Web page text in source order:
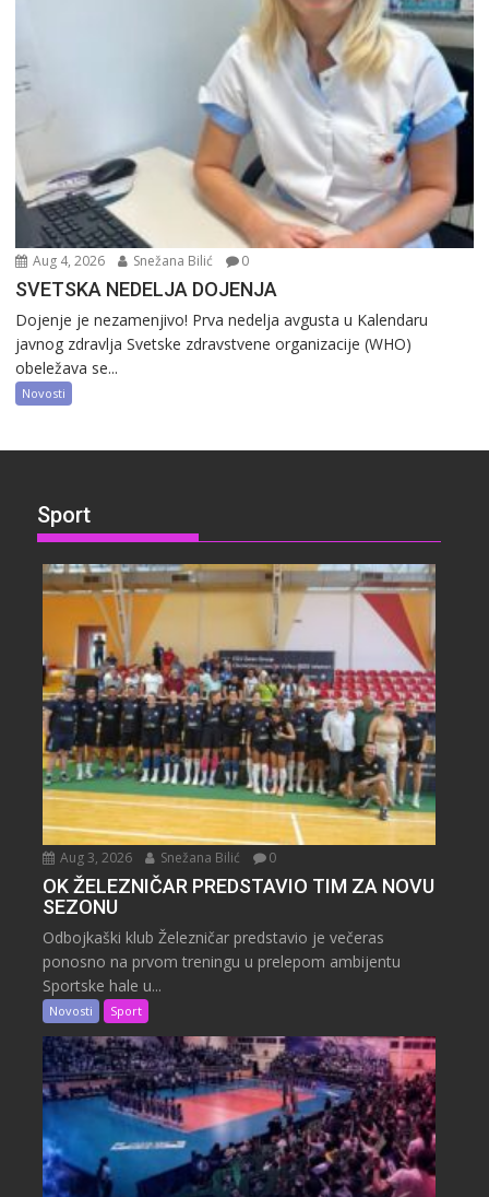
Aug 4, 2026 Snežana Bilić 0
SVETSKA NEDELJA DOJENJA
Dojenje je nezamenjivo! Prva nedelja avgusta u Kalendaru
javnog zdravlja Svetske zdravstvene organizacije (WHO)
obeležava se...
Novosti
Sport
Aug 3, 2026 Snežana Bilić 0
OK ŽELEZNIČAR PREDSTAVIO TIM ZA NOVU
SEZONU
Odbojkaški klub Železničar predstavio je večeras
ponosno na prvom treningu u prelepom ambijentu
Sportske hale u...
Novosti Sport